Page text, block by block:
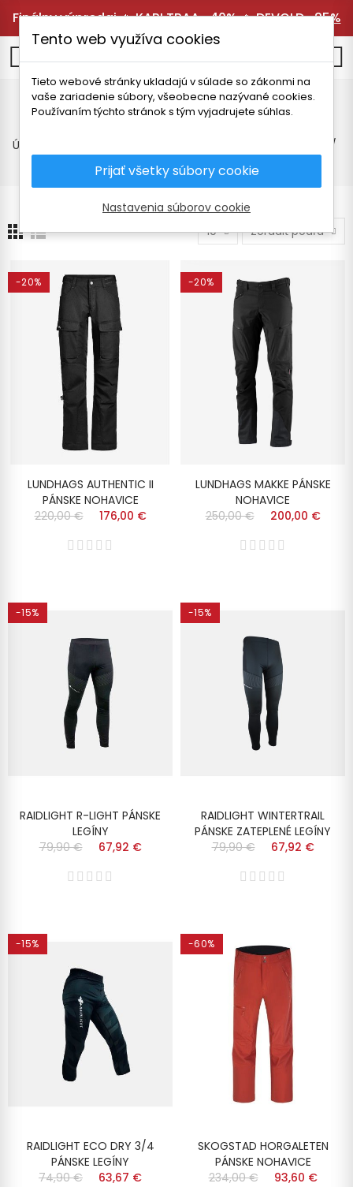
Finálny výpredaj 🔥KARI TRAA -40%🔥DEVOLD -25%
Technické nohavice
Úvodná stránka
Technické nohavice
10 Zoradiť podľa
-20%
LUNDHAGS AUTHENTIC II
PÁNSKE NOHAVICE
220,00 €
176,00 €
-20%
LUNDHAGS MAKKE PÁNSKE
NOHAVICE
250,00 €
200,00 €
-15%
RAIDLIGHT R-LIGHT PÁNSKE
LEGÍNY
79,90 €
67,92 €
-15%
RAIDLIGHT WINTERTRAIL
PÁNSKE ZATEPLENÉ LEGÍNY
79,90 €
67,92 €
-15%
RAIDLIGHT ECO DRY 3/4
PÁNSKE LEGÍNY
74,90 €
63,67 €
-60%
SKOGSTAD HORGALETEN
PÁNSKE NOHAVICE
234,00 €
93,60 €
Tento web využíva cookies
Tieto webové stránky ukladajú v súlade so zákonmi na
vaše zariadenie súbory, všeobecne nazývané cookies.
Používaním týchto stránok s tým vyjadrujete súhlas.
Prijať všetky súbory cookie
Nastavenia súborov cookie